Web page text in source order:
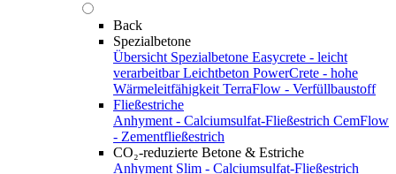
Back
Spezialbetone
Übersicht Spezialbetone Easycrete - leicht
verarbeitbar Leichtbeton PowerCrete - hohe
Wärmeleitfähigkeit TerraFlow - Verfüllbaustoff
Fließestriche
Anhyment - Calciumsulfat-Fließestrich CemFlow
- Zementfließestrich
CO₂-reduzierte Betone & Estriche
Anhyment Slim - Calciumsulfat-Fließestrich